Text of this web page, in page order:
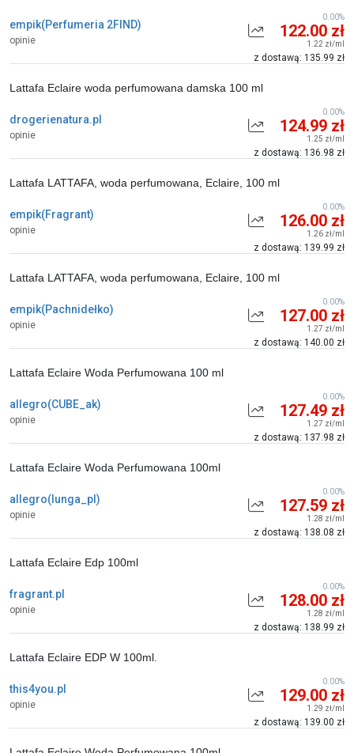
empik(Perfumeria 2FIND)
opinie 122.00 zł
1.22 zł/ml
z dostawą: 135.99 zł
0.00%
drogerienatura.pl
opinie
Lattafa Eclaire woda perfumowana damska 100 ml
124.99 zł
1.25 zł/ml
z dostawą: 136.98 zł
0.00%
empik(Fragrant)
opinie
Lattafa LATTAFA, woda perfumowana, Eclaire, 100 ml
126.00 zł
1.26 zł/ml
z dostawą: 139.99 zł
0.00%
empik(Pachnidełko)
opinie
Lattafa LATTAFA, woda perfumowana, Eclaire, 100 ml
127.00 zł
1.27 zł/ml
z dostawą: 140.00 zł
0.00%
allegro(CUBE_ak)
opinie
Lattafa Eclaire Woda Perfumowana 100 ml
127.49 zł
1.27 zł/ml
z dostawą: 137.98 zł
0.00%
allegro(lunga_pl)
opinie
Lattafa Eclaire Woda Perfumowana 100ml
127.59 zł
1.28 zł/ml
z dostawą: 138.08 zł
0.00%
fragrant.pl
opinie
Lattafa Eclaire Edp 100ml
128.00 zł
1.28 zł/ml
z dostawą: 138.99 zł
0.00%
this4you.pl
opinie
Lattafa Eclaire EDP W 100ml.
129.00 zł
1.29 zł/ml
z dostawą: 139.00 zł
0.00%